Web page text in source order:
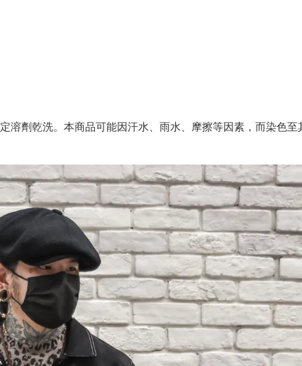
溶劑乾洗。本商品可能因汗水、雨水、摩擦等因素，而染色